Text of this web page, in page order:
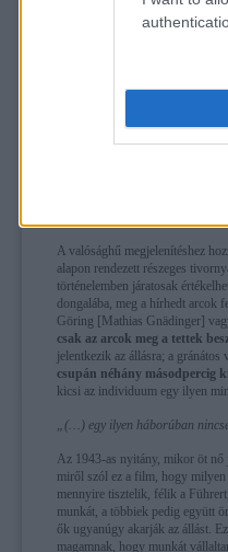
A valósághű megjelenítéshez
alapon rendezett részeges
történelemben járatosak
dongalába, meg a hírhedt arcok
Göring [Mathias Gnädinger]
csak az arcok meg a tettek
jelentkezik az állásra; a
csupán néhány másodpercig
kicsi az individuum egy ilyen
„(…) egy ilyen háborúban
Az 1943-as nyitány, mikor öt nő
miről szól ez a film, hogy
mennyire tisztelik, félik a
munkát, a többiek pedig együtt
ők ugyanúgy akarják az állást.
magamnak, hogy munkát